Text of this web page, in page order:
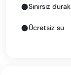
Sınırsız durak
Ücretsiz su